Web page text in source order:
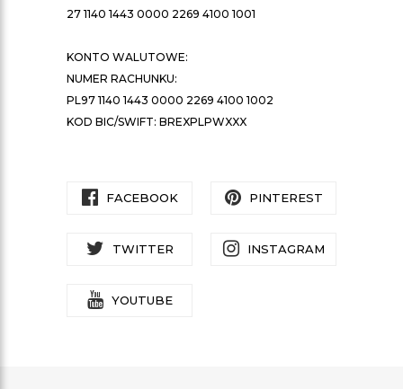
27 1140 1443 0000 2269 4100 1001
KONTO WALUTOWE:
NUMER RACHUNKU:
PL97 1140 1443 0000 2269 4100 1002
KOD BIC/SWIFT: BREXPLPWXXX
FACEBOOK PINTEREST
TWITTER INSTAGRAM
YOUTUBE